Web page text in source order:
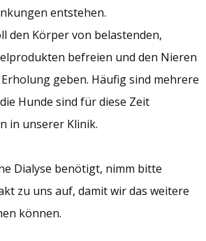
entstehen.
den Körper von belastenden,
befreien und den Nieren
geben. Häufig sind mehrere
Hunde sind für diese Zeit
in unserer Klinik.
Dialyse benötigt, nimm bitte
zu uns auf, damit wir das weitere
können.